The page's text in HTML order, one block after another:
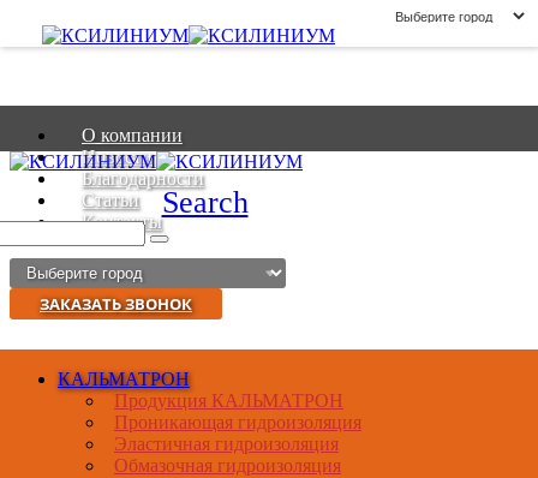
О компании
Новости
Благодарности
Статьи
Контакты
Search
ЗАКАЗАТЬ ЗВОНОК
КАЛЬМАТРОН
Продукция КАЛЬМАТРОН
Проникающая гидроизоляция
Эластичная гидроизоляция
Обмазочная гидроизоляция